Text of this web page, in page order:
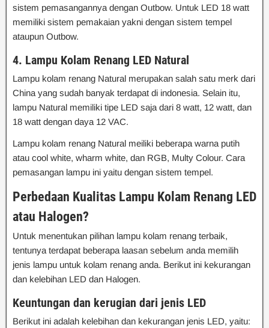
sistem pemasangannya dengan Outbow. Untuk LED 18 watt
memiliki sistem pemakaian yakni dengan sistem tempel
ataupun Outbow.
4. Lampu Kolam Renang LED Natural
Lampu kolam renang Natural merupakan salah satu merk dari
China yang sudah banyak terdapat di indonesia. Selain itu,
lampu Natural memiliki tipe LED saja dari 8 watt, 12 watt, dan
18 watt dengan daya 12 VAC.
Lampu kolam renang Natural meiliki beberapa warna putih
atau cool white, wharm white, dan RGB, Multy Colour. Cara
pemasangan lampu ini yaitu dengan sistem tempel.
Perbedaan Kualitas Lampu Kolam Renang LED
atau Halogen?
Untuk menentukan pilihan lampu kolam renang terbaik,
tentunya terdapat beberapa laasan sebelum anda memilih
jenis lampu untuk kolam renang anda. Berikut ini kekurangan
dan kelebihan LED dan Halogen.
Keuntungan dan kerugian dari jenis LED
Berikut ini adalah kelebihan dan kekurangan jenis LED, yaitu: